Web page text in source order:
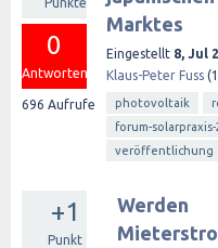
0
Antworten
696 Aufrufe
Marktes
Eingestellt 8, Jul
Klaus-Peter Fuss (
photovoltaik
forum-solarpraxis-
veröffentlichung
+1
Punkt
Werden